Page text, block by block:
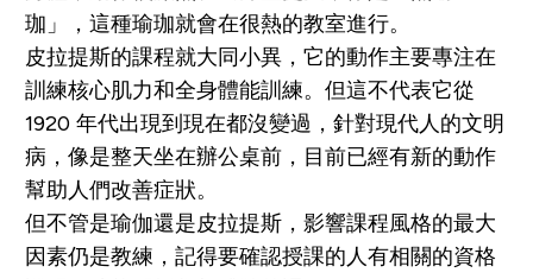
珈」，這種瑜珈就會在很熱的教室進行。
皮拉提斯的課程就大同小異，它的動作主要專注在
訓練核心肌力和全身體能訓練。但這不代表它從
1920 年代出現到現在都沒變過，針對現代人的文明
病，像是整天坐在辦公桌前，目前已經有新的動作
幫助人們改善症狀。
但不管是瑜伽還是皮拉提斯，影響課程風格的最大
因素仍是教練，記得要確認授課的人有相關的資格